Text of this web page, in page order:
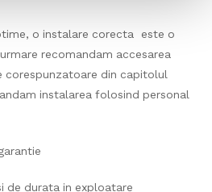
o instalare corecta este o
recomandam accesarea
corespunzatoare din capitolul
instalarea folosind personal
de durata in exploatare